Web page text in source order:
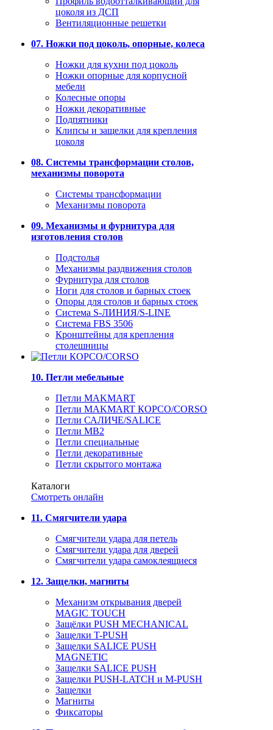
цоколя из ДСП
Вентиляционные решетки
07. Ножки под цоколь, опорные, колеса
Ножки для кухни под цоколь
Ножки опорные для корпусной
мебели
Колесные опоры
Ножки декоративные
Подпятники
Клипсы и защелки для крепления
цоколя
08. Системы трансформации столов,
механизмы поворота
Системы трансформации
Механизмы поворота
09. Механизмы и фурнитура для
изготовления столов
Подстолья
Механизмы раздвижения столов
Фурнитура для столов
Ноги для столов и барных стоек
Опоры для столов и барных стоек
Система S-ЛИНИЯ/S-LINE
Система FBS 3506
Кронштейны для крепления
столешницы
10. Петли мебельные
Петли MAKMART
Петли MAKMART КОРСО/CORSO
Петли САЛИЧЕ/SALICE
Петли MB2
Петли специальные
Петли декоративные
Петли скрытого монтажа
Каталоги
Смотреть онлайн
11. Смягчители удара
Смягчители удара для петель
Смягчители удара для дверей
Cмягчители удара самоклеящиеся
12. Защелки, магниты
Механизм открывания дверей
MAGIC TOUCH
Защёлки PUSH MECHANICAL
Защелки T-PUSH
Защелки SALICE PUSH
MAGNETIC
Защелки SALICE PUSH
Защелки PUSH-LATCH и M-PUSH
Защелки
Магниты
Фиксаторы